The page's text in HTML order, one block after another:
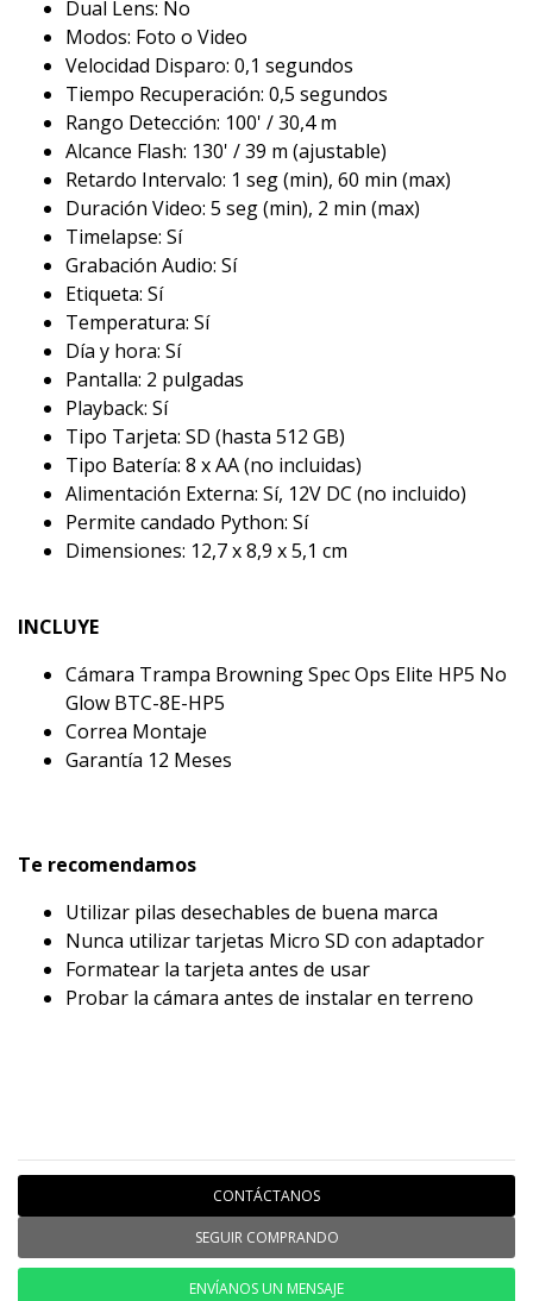
Dual Lens: No
Modos: Foto o Video
Velocidad Disparo: 0,1 segundos
Tiempo Recuperación: 0,5 segundos
Rango Detección: 100' / 30,4 m
Alcance Flash: 130' / 39 m (ajustable)
Retardo Intervalo: 1 seg (min), 60 min (max)
Duración Video: 5 seg (min), 2 min (max)
Timelapse: Sí
Grabación Audio: Sí
Etiqueta: Sí
Temperatura: Sí
Día y hora: Sí
Pantalla: 2 pulgadas
Playback: Sí
Tipo Tarjeta: SD (hasta 512 GB)
Tipo Batería: 8 x AA (no incluidas)
Alimentación Externa: Sí, 12V DC (no incluido)
Permite candado Python: Sí
Dimensiones: 12,7 x 8,9 x 5,1 cm
INCLUYE
Cámara Trampa Browning Spec Ops Elite HP5 No
Glow BTC-8E-HP5
Correa Montaje
Garantía 12 Meses
Te recomendamos
Utilizar pilas desechables de buena marca
Nunca utilizar tarjetas Micro SD con adaptador
Formatear la tarjeta antes de usar
Probar la cámara antes de instalar en terreno
CONTÁCTANOS
SEGUIR COMPRANDO
ENVÍANOS UN MENSAJE